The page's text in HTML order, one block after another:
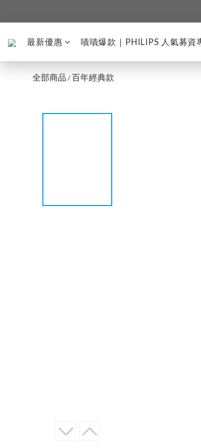
最新優惠 嘖嘖爆款｜PHILIPS 人氣募資
全部商品 /百年經典款